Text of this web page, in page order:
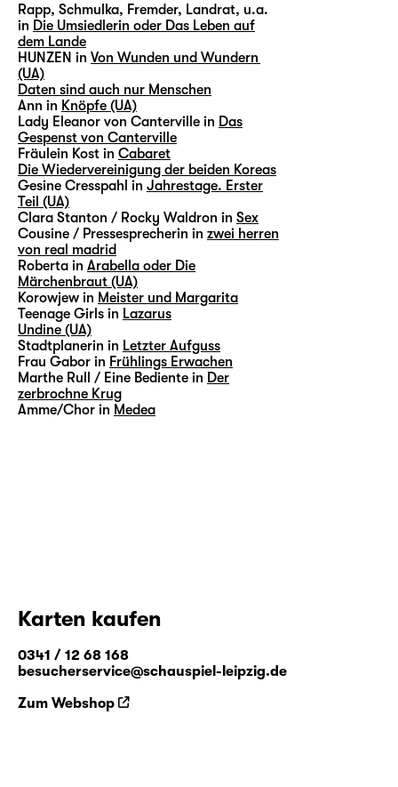
Rapp, Schmulka, Fremder, Landrat, u.a.
in Die Umsiedlerin oder Das Leben auf
dem Lande
HUNZEN in Von Wunden und Wundern
(UA)
Daten sind auch nur Menschen
Ann in Knöpfe (UA)
Lady Eleanor von Canterville in Das
Gespenst von Canterville
Fräulein Kost in Cabaret
Die Wiedervereinigung der beiden Koreas
Gesine Cresspahl in Jahrestage. Erster
Teil (UA)
Clara Stanton / Rocky Waldron in Sex
Cousine / Pressesprecherin in zwei herren
von real madrid
Roberta in Arabella oder Die
Märchenbraut (UA)
Korowjew in Meister und Margarita
Teenage Girls in Lazarus
Undine (UA)
Stadtplanerin in Letzter Aufguss
Frau Gabor in Frühlings Erwachen
Marthe Rull / Eine Bediente in Der
zerbrochne Krug
Amme/Chor in Medea
Karten kaufen
0341 / 12 68 168
besucherservice@schauspiel-leipzig.de
Zum Webshop